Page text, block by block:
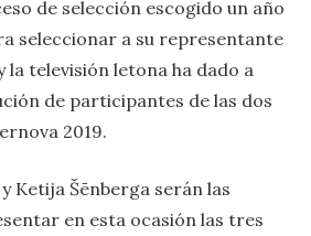
de selección escogido un año
seleccionar a su representante
la televisión letona ha dado a
de participantes de las dos
2019.
Ketija Šēnberga serán las
en esta ocasión las tres